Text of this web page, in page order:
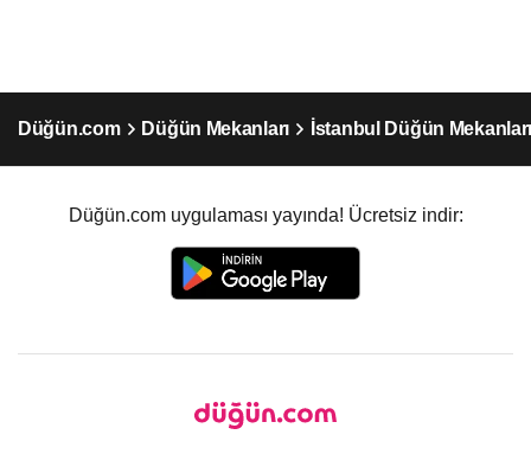
Düğün.com Düğün Mekanları İstanbul Düğün
Düğün.com uygulaması yayında! Ücretsiz indir: